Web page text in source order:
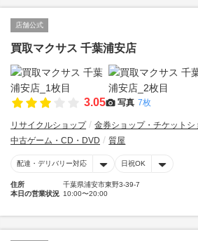
店舗公式
買取マクサス 千葉浦安店
3.05 写真 7枚
リサイクルショップ 金券ショップ・チケットシ
中古ゲーム・CD・DVD
質屋
配達・デリバリー対応 日祝OK
住所
千葉県浦安市東野3-39-7
本日の営業状況 10:00〜20:00